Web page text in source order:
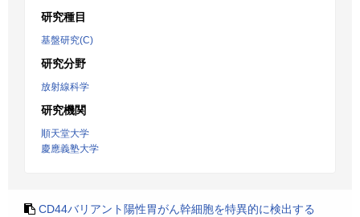
研究種目
基盤研究(C)
研究分野
放射線科学
研究機関
順天堂大学
慶應義塾大学
CD44バリアント陽性胃がん幹細胞を特異的に検出する